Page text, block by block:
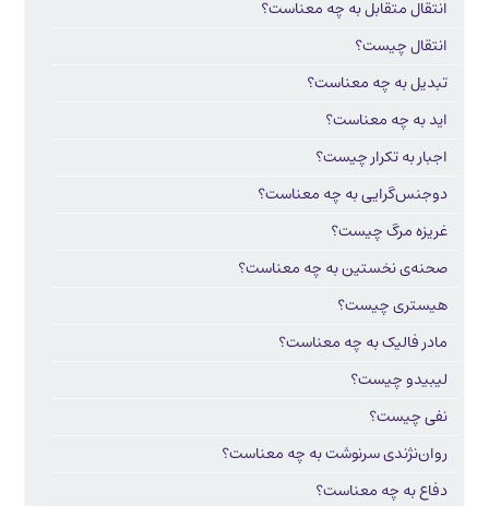
انتقال متقابل به چه معناست؟
انتقال چیست؟
تبدیل به چه معناست؟
اید به چه معناست؟
اجبار به تکرار چیست؟
دوجنس‌گرایی به چه معناست؟
غریزه مرگ چیست؟
صحنه‌ی نخستین به چه معناست؟
هیستری چیست؟
مادر فالیک به چه معناست؟
لیبیدو چیست؟
نفی چیست؟
روان‌نژندی سرنوشت به چه معناست؟
دفاع به چه معناست؟